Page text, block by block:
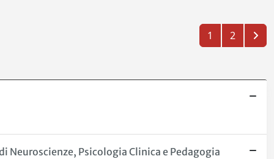
1 2
Psicologia Clinica e Pedagogia